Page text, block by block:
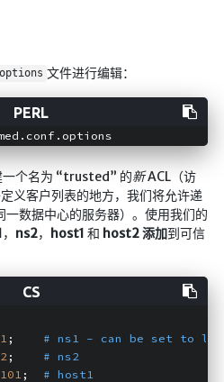
文件进行编辑：
一个名为 “trusted” 的新ACL（访
义客户列表的地方，我们将允许递
一数据中心的服务器）。使用我们的
， ns2， host1 和 host2 添加到可信
; # ns1 - can be set to
; # ns2
; # host1